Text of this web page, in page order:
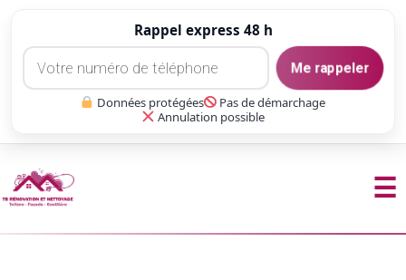
Rappel express 48 h
Me rappeler
Données protégées
Pas de démarchage
Annulation possible
☰